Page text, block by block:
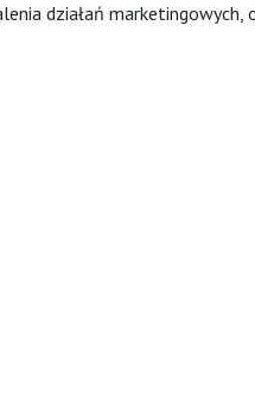
działań